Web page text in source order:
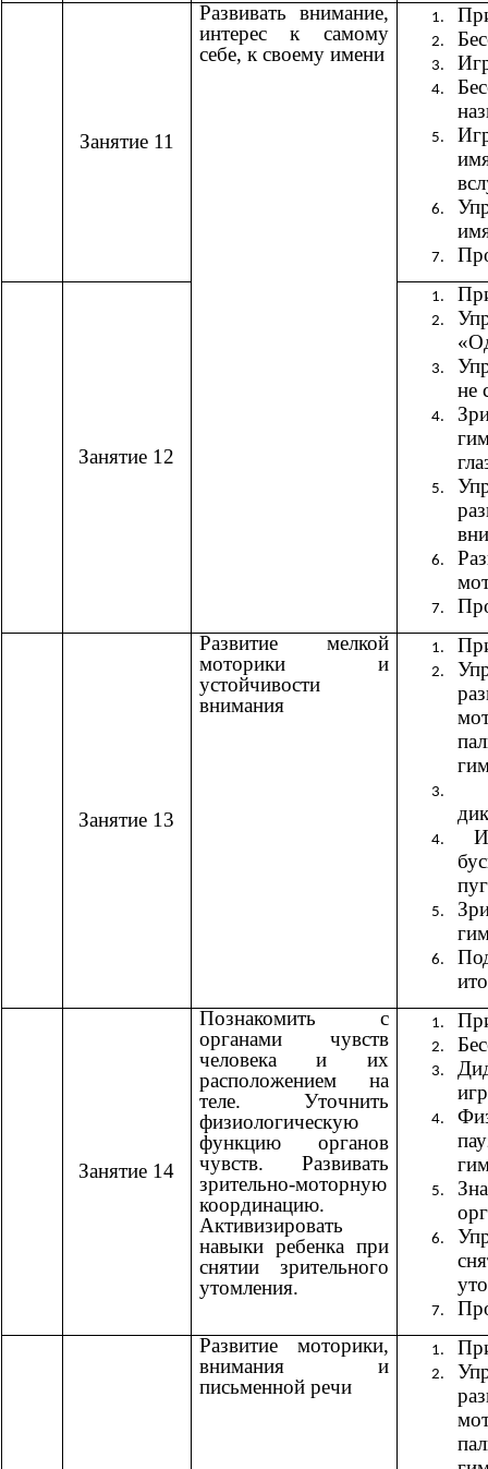
Занятие 11
Развивать внимание,
интерес к самому
себе, к своему имени
Занятие 12
не
Занятие 13
Развитие мелкой
моторики и
устойчивости
внимания
Занятие 14
Познакомить с
органами чувств
человека и их
расположением на
теле. Уточнить
физиологическую
функцию органов
чувств. Развивать
зрительно-моторную
координацию.
Активизировать
навыки ребенка при
снятии зрительного
утомления.
Развитие моторики,
внимания и
письменной речи